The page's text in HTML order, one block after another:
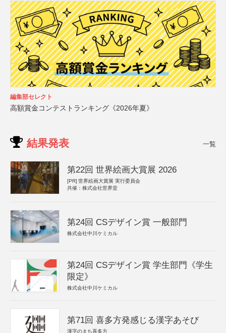
編集部セレクト
高額賞金コンテストランキング《2026年夏》
結果発表 一覧
第22回 世界絵画大賞展 2026
[PR] 世界絵画大賞展 実行委員会
共催：株式会社世界堂
第24回 CSデザイン賞 一般部門
株式会社中川ケミカル
第24回 CSデザイン賞 学生部門《学生
限定》
株式会社中川ケミカル
第71回 喜多方発感じる漢字あそび
漢字のまち喜多方